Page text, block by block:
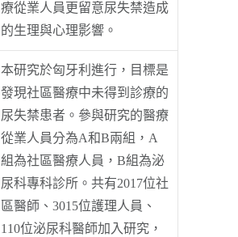
療從業人員更留意尿失禁造成
的生理與心理影響。
本研究於匈牙利進行，目標是
發現社區醫療中未得到診療的
尿失禁患者。參與研究的醫療
從業人員分為A和B兩組，A
組為社區醫療人員，B組為泌
尿科專科診所。共有2017位社
區醫師、3015位護理人員、
110位泌尿科醫師加入研究，